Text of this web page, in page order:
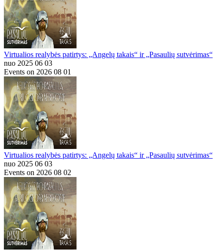
Virtualios realybės patirtys: „Angelų takais“ ir „Pasaulių sutvėrimas“
nuo 2025 06 03
Events on 2026 08 01
Virtualios realybės patirtys: „Angelų takais“ ir „Pasaulių sutvėrimas“
nuo 2025 06 03
Events on 2026 08 02